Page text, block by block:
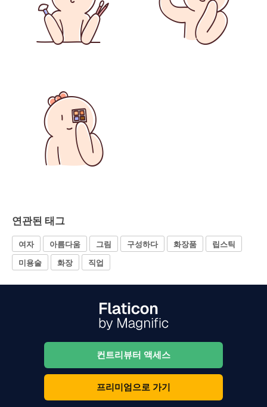
연관된 태그
여자 아름다움 그림 구성하다 화장품
립스틱
미용술
화장 직업
컨트리뷰터 액세스
프리미엄으로 가기